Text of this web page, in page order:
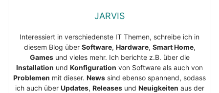
JARVIS
Interessiert in verschiedenste IT Themen, schreibe ich in
diesem Blog über Software, Hardware, Smart Home,
Gamesund vieles mehr. Ich berichte z.B. über die
Installation und Konfiguration von Software als auch von
Problemen mit dieser. News sind ebenso spannend, sodass
ich auch über Updates, Releasesund Neuigkeiten aus der